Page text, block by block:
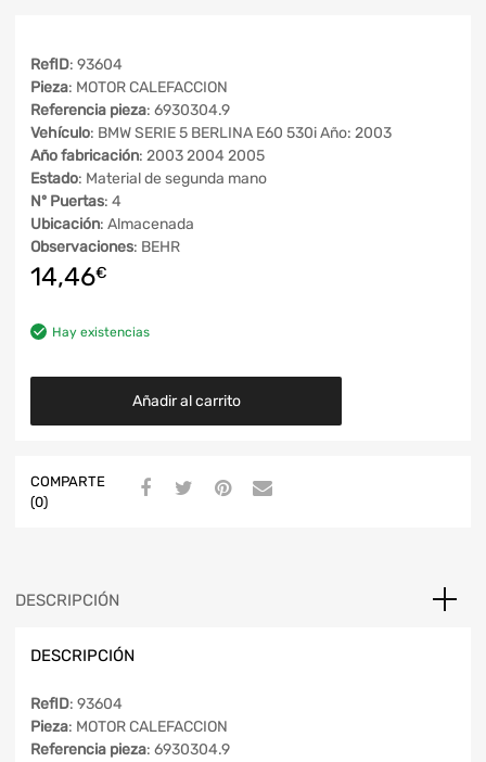
RefID: 93604
Pieza: MOTOR CALEFACCION
Referencia pieza: 6930304.9
Vehículo: BMW SERIE 5 BERLINA E60 530i Año: 2003
Año fabricación: 2003 2004 2005
Estado: Material de segunda mano
Nº Puertas: 4
Ubicación: Almacenada
Observaciones: BEHR
14,46€
Hay existencias
Añadir al carrito
COMPARTE
(0)
DESCRIPCIÓN
DESCRIPCIÓN
RefID: 93604
Pieza: MOTOR CALEFACCION
Referencia pieza: 6930304.9